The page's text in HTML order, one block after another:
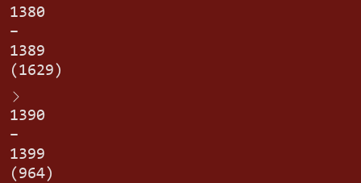
1380
–
1389
(1629)
1390
–
1399
(964)